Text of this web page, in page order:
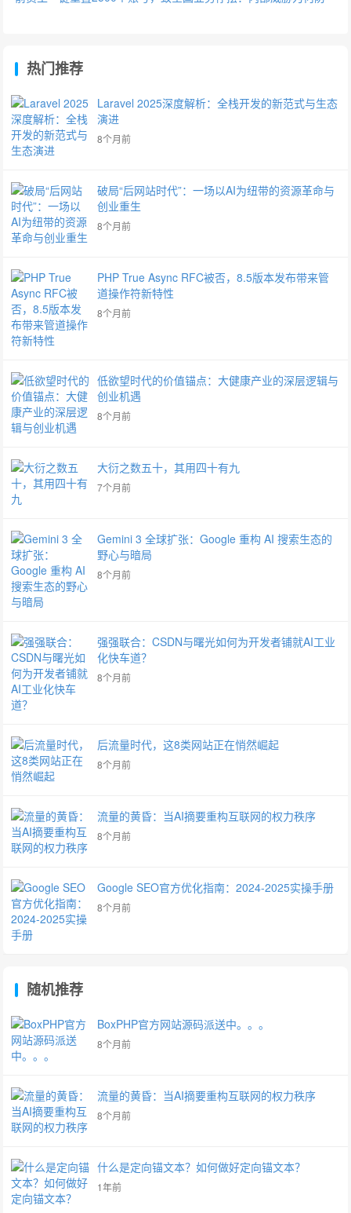
热门推荐
Laravel 2025深度解析：全栈开发的新范式与生态
演进
8个月前
破局“后网站时代”：一场以AI为纽带的资源革命与
创业重生
8个月前
PHP True Async RFC被否，8.5版本发布带来管
道操作符新特性
8个月前
低欲望时代的价值锚点：大健康产业的深层逻辑与
创业机遇
8个月前
大衍之数五十，其用四十有九
7个月前
Gemini 3 全球扩张：Google 重构 AI 搜索生态的
野心与暗局
8个月前
强强联合：CSDN与曙光如何为开发者铺就AI工业
化快车道？
8个月前
后流量时代，这8类网站正在悄然崛起
8个月前
流量的黄昏：当AI摘要重构互联网的权力秩序
8个月前
Google SEO官方优化指南：2024-2025实操手册
8个月前
随机推荐
BoxPHP官方网站源码派送中。。。
8个月前
流量的黄昏：当AI摘要重构互联网的权力秩序
8个月前
什么是定向锚文本？如何做好定向锚文本？
1年前